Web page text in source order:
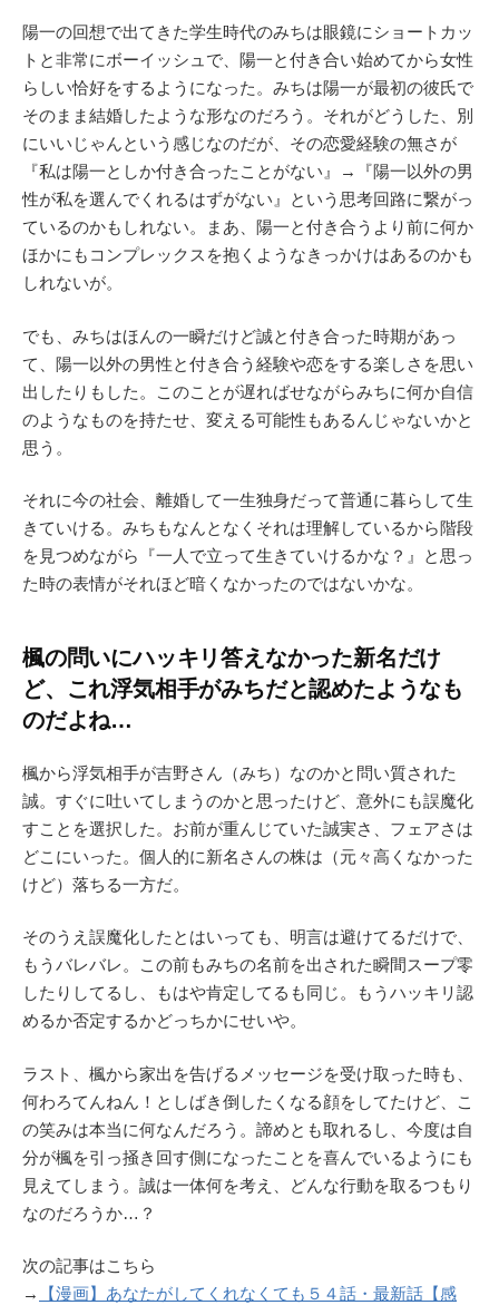
陽一の回想で出てきた学生時代のみちは眼鏡にショートカッ
トと非常にボーイッシュで、陽一と付き合い始めてから女性
らしい恰好をするようになった。みちは陽一が最初の彼氏で
そのまま結婚したような形なのだろう。それがどうした、別
にいいじゃんという感じなのだが、その恋愛経験の無さが
『私は陽一としか付き合ったことがない』→『陽一以外の男
性が私を選んでくれるはずがない』という思考回路に繋がっ
ているのかもしれない。まあ、陽一と付き合うより前に何か
ほかにもコンプレックスを抱くようなきっかけはあるのかも
しれないが。
でも、みちはほんの一瞬だけど誠と付き合った時期があっ
て、陽一以外の男性と付き合う経験や恋をする楽しさを思い
出したりもした。このことが遅ればせながらみちに何か自信
のようなものを持たせ、変える可能性もあるんじゃないかと
思う。
それに今の社会、離婚して一生独身だって普通に暮らして生
きていける。みちもなんとなくそれは理解しているから階段
を見つめながら『一人で立って生きていけるかな？』と思っ
た時の表情がそれほど暗くなかったのではないかな。
楓の問いにハッキリ答えなかった新名だけ
ど、これ浮気相手がみちだと認めたようなも
のだよね…
楓から浮気相手が吉野さん（みち）なのかと問い質された
誠。すぐに吐いてしまうのかと思ったけど、意外にも誤魔化
すことを選択した。お前が重んじていた誠実さ、フェアさは
どこにいった。個人的に新名さんの株は（元々高くなかった
けど）落ちる一方だ。
そのうえ誤魔化したとはいっても、明言は避けてるだけで、
もうバレバレ。この前もみちの名前を出された瞬間スープ零
したりしてるし、もはや肯定してるも同じ。もうハッキリ認
めるか否定するかどっちかにせいや。
ラスト、楓から家出を告げるメッセージを受け取った時も、
何わろてんねん！としばき倒したくなる顔をしてたけど、こ
の笑みは本当に何なんだろう。諦めとも取れるし、今度は自
分が楓を引っ掻き回す側になったことを喜んでいるようにも
見えてしまう。誠は一体何を考え、どんな行動を取るつもり
なのだろうか…？
次の記事はこちら
→
【漫画】あなたがしてくれなくても５４話・最新話【感